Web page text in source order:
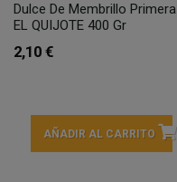
Dulce De Membrillo Primera
EL QUIJOTE 400 Gr
2,10 €
AÑADIR AL CARRITO